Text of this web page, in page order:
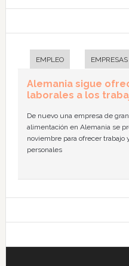
EMPLEO EMPRESAS
Alemania sigue
laborales a los
De nuevo una empresa de
alimentación en Alemania se
noviembre para ofrecer trabajo
personales